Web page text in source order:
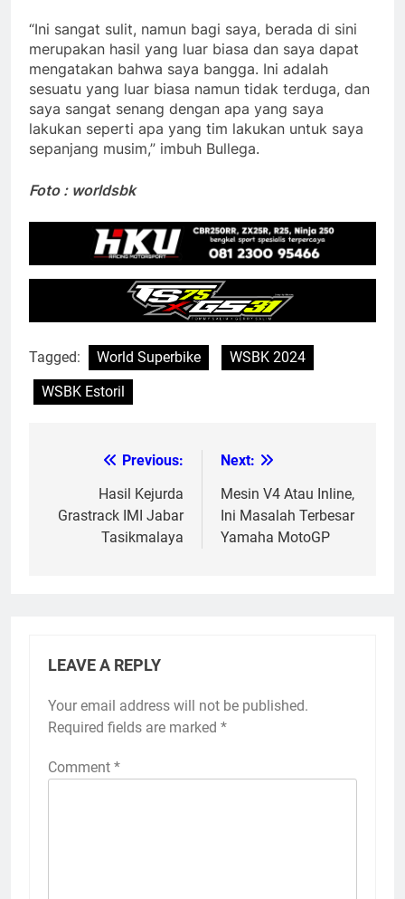
“Ini sangat sulit, namun bagi saya, berada di sini
merupakan hasil yang luar biasa dan saya dapat
mengatakan bahwa saya bangga. Ini adalah
sesuatu yang luar biasa namun tidak terduga, dan
saya sangat senang dengan apa yang saya
lakukan seperti apa yang tim lakukan untuk saya
sepanjang musim,” imbuh Bullega.
Foto : worldsbk
Tagged: World Superbike
WSBK 2024
WSBK Estoril
navigation
Previous:
Hasil Kejurda
Grastrack IMI Jabar
Tasikmalaya
Next:
Mesin V4 Atau Inline,
Ini Masalah Terbesar
Yamaha MotoGP
LEAVE A REPLY
Your email address will not be published.
Required fields are marked *
Comment *